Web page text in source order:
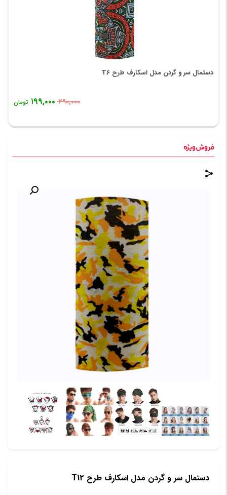
دستمال سر و گردن مدل اسکارف طرح T6
۲۹۰,۰۰۰ ۱۹۹,۰۰۰ تومان
دستمال سر و گردن مدل اسکارف طرح T12